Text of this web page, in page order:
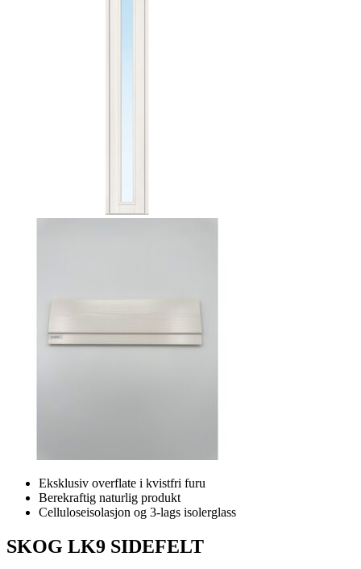
Eksklusiv overflate i kvistfri furu
Berekraftig naturlig produkt
Celluloseisolasjon og 3-lags isolerglass
SKOG LK9 SIDEFELT